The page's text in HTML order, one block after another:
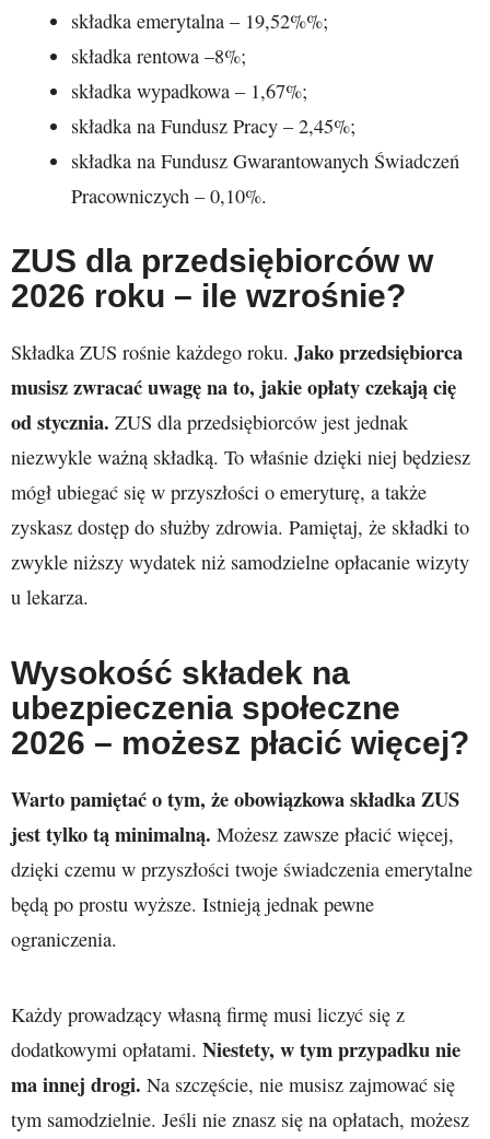
składka emerytalna – 19,52%%;
składka rentowa –8%;
składka wypadkowa – 1,67%;
składka na Fundusz Pracy – 2,45%;
składka na Fundusz Gwarantowanych Świadczeń
Pracowniczych – 0,10%.
ZUS dla przedsiębiorców w
2026 roku – ile wzrośnie?
Składka ZUS rośnie każdego roku. Jako przedsiębiorca
musisz zwracać uwagę na to, jakie opłaty czekają cię
od stycznia. ZUS dla przedsiębiorców jest jednak
niezwykle ważną składką. To właśnie dzięki niej będziesz
mógł ubiegać się w przyszłości o emeryturę, a także
zyskasz dostęp do służby zdrowia. Pamiętaj, że składki to
zwykle niższy wydatek niż samodzielne opłacanie wizyty
u lekarza.
Wysokość składek na
ubezpieczenia społeczne
2026 – możesz płacić więcej?
Warto pamiętać o tym, że obowiązkowa składka ZUS
jest tylko tą minimalną. Możesz zawsze płacić więcej,
dzięki czemu w przyszłości twoje świadczenia emerytalne
będą po prostu wyższe. Istnieją jednak pewne
ograniczenia.
Każdy prowadzący własną firmę musi liczyć się z
dodatkowymi opłatami. Niestety, w tym przypadku nie
ma innej drogi. Na szczęście, nie musisz zajmować się
tym samodzielnie. Jeśli nie znasz się na opłatach, możesz